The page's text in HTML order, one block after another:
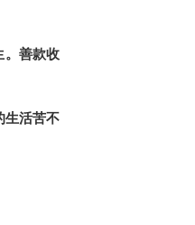
。善款收
生活苦不